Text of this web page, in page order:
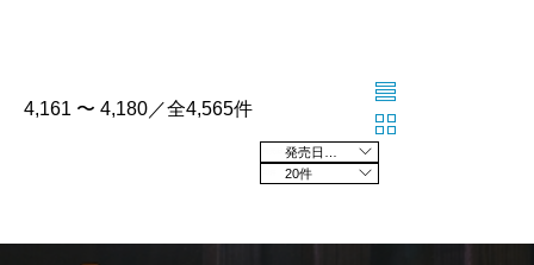
4,161 〜 4,180／全4,565件
20件